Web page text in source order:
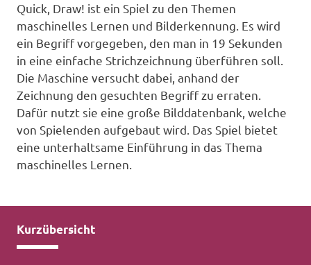
Quick, Draw! ist ein Spiel zu den Themen
maschinelles Lernen und Bilderkennung. Es wird
ein Begriff vorgegeben, den man in 19 Sekunden
in eine einfache Strichzeichnung überführen soll.
Die Maschine versucht dabei, anhand der
Zeichnung den gesuchten Begriff zu erraten.
Dafür nutzt sie eine große Bilddatenbank, welche
von Spielenden aufgebaut wird. Das Spiel bietet
eine unterhaltsame Einführung in das Thema
maschinelles Lernen.
Kurzübersicht